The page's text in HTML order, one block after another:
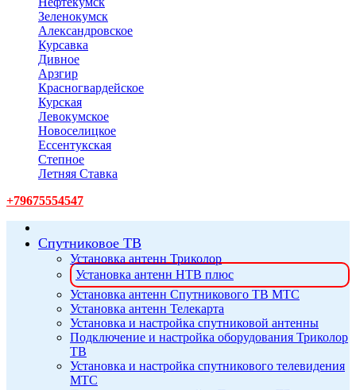
Зеленокумск
Александровское
Курсавка
Дивное
Арзгир
Красногвардейское
Курская
Левокумское
Новоселицкое
Ессентукская
Степное
Летняя Ставка
+79675554547
Спутниковое ТВ
Установка антенн Триколор
Установка антенн НТВ плюс
Установка антенн Спутникового ТВ МТС
Установка антенн Телекарта
Установка и настройка спутниковой антенны
Подключение и настройка оборудования Триколор
ТВ
Установка и настройка спутникового телевидения
МТС